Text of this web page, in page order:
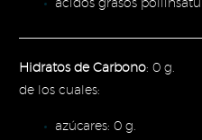
Hidratos de Carbono: 0 g.
de los cuales:
azúcares: 0 g.